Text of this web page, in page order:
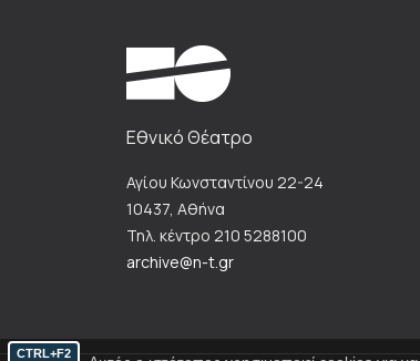
CTRL+F2
Εθνικό Θέατρο
Αγίου Κωνσταντίνου 22-24
10437, Αθήνα
Τηλ. κέντρο 210 5288100
archive@n-t.gr